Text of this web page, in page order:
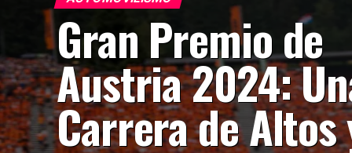
Gran Premio de
Austria 2024:
Carrera de Altos